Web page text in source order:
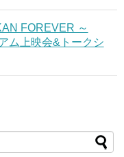
FOREVER ～
ム上映会&トークシ